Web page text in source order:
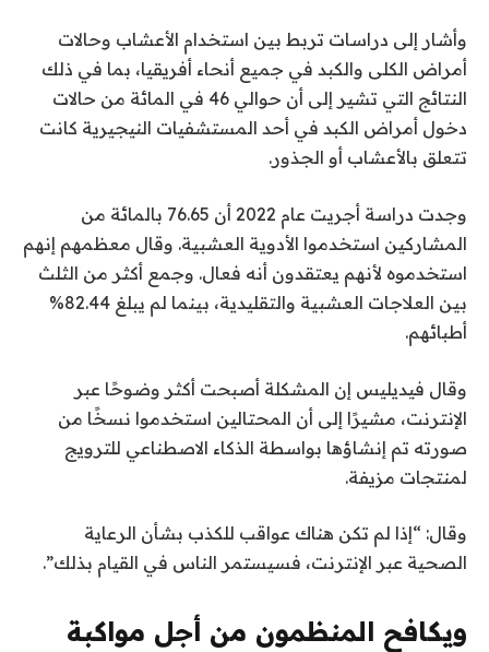
وأشار إلى دراسات تربط بين استخدام الأعشاب وحالات
أمراض الكلى والكبد في جميع أنحاء أفريقيا، بما في ذلك
النتائج التي تشير إلى أن حوالي 46 في المائة من حالات
دخول أمراض الكبد في أحد المستشفيات النيجيرية كانت
تتعلق بالأعشاب أو الجذور.
وجدت دراسة أجريت عام 2022 أن 76.65 بالمائة من
المشاركين استخدموا الأدوية العشبية. وقال معظمهم إنهم
استخدموه لأنهم يعتقدون أنه فعال. وجمع أكثر من الثلث
بين العلاجات العشبية والتقليدية، بينما لم يبلغ 82.44%
أطبائهم.
وقال فيديليس إن المشكلة أصبحت أكثر وضوحًا عبر
الإنترنت، مشيرًا إلى أن المحتالين استخدموا نسخًا من
صورته تم إنشاؤها بواسطة الذكاء الاصطناعي للترويج
لمنتجات مزيفة.
وقال: “إذا لم تكن هناك عواقب للكذب بشأن الرعاية
الصحية عبر الإنترنت، فسيستمر الناس في القيام بذلك”.
ويكافح المنظمون من أجل مواكبة